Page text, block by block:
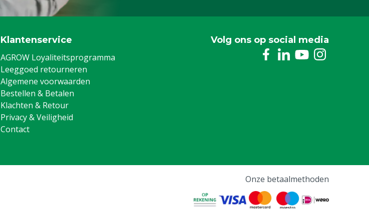
Klantenservice
AGROW Loyaliteitsprogramma
Leeggoed retourneren
Algemene voorwaarden
Bestellen & Betalen
Klachten & Retour
Privacy & Veiligheid
Contact
Volg ons op social media
Onze betaalmethoden